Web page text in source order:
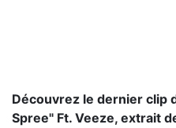
Découvrez le dernier clip
Spree" Ft. Veeze, extrait